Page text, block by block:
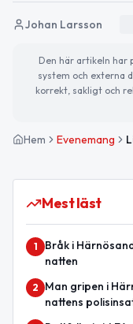
Johan Larsson
Den här artikeln har
system och externa
korrekt, sakligt och
Hem Evenemang
Mest läst
1
Bråk i
natten
2
Man gripen i
nattens